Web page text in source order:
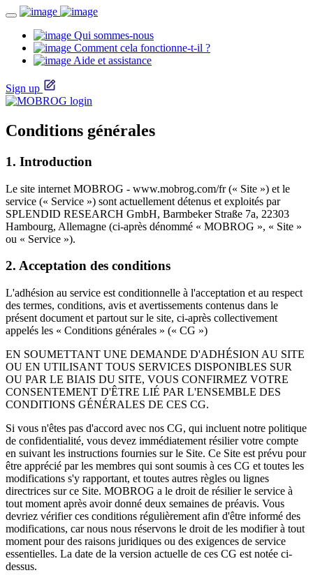
Qui sommes-nous
Comment cela fonctionne-t-il ?
Aide et assistance
Sign up
Conditions générales
1. Introduction
Le site internet MOBROG - www.mobrog.com/fr (« Site ») et le
service (« Service ») sont actuellement détenus et exploités par
SPLENDID RESEARCH GmbH, Barmbeker Straße 7a, 22303
Hambourg, Allemagne (ci-après dénommé « MOBROG », « Site »
ou « Service »).
2. Acceptation des conditions
L'adhésion au service est conditionnelle à l'acceptation et au respect
des termes, conditions, avis et avertissements contenus dans le
présent document et partout sur le site, ci-après collectivement
appelés les « Conditions générales » (« CG »)
EN SOUMETTANT UNE DEMANDE D'ADHÉSION AU SITE
OU EN UTILISANT TOUS SERVICES DISPONIBLES SUR
OU PAR LE BIAIS DU SITE, VOUS CONFIRMEZ VOTRE
CONSENTEMENT D'ÊTRE LIÉ PAR L'ENSEMBLE DES
CONDITIONS GÉNÉRALES DE CES CG.
Si vous n'êtes pas d'accord avec nos CG, qui incluent notre politique
de confidentialité, vous devez immédiatement résilier votre compte
en suivant les instructions fournies sur le Site. Ce Site est prévu pour
être apprécié par les membres qui sont soumis à ces CG et toutes les
modifications s'y rapportant, et toutes autres règles ou lignes
directrices sur ce Site. MOBROG a le droit de résilier le service à
tout moment après avoir donné deux semaines de préavis. Vous
devriez vérifier ces conditions régulièrement afin d'être informé des
modifications, car nous nous réservons le droit de les modifier à tout
moment pour des raisons juridiques ou des exigences de service
essentielles. La date de la version actuelle de ces CG est notée ci-
dessus.